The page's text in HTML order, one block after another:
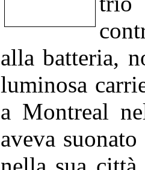
alla batteria,
luminosa
a Montreal
aveva